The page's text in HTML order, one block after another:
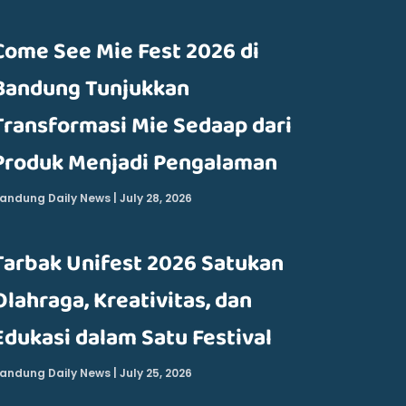
See Mie Fest 2026 di
Tunjukkan
Mie Sedaap dari
Menjadi Pengalaman
Daily News July 28, 2026
Unifest 2026 Satukan
Kreativitas, dan
dalam Satu Festival
Daily News July 25, 2026